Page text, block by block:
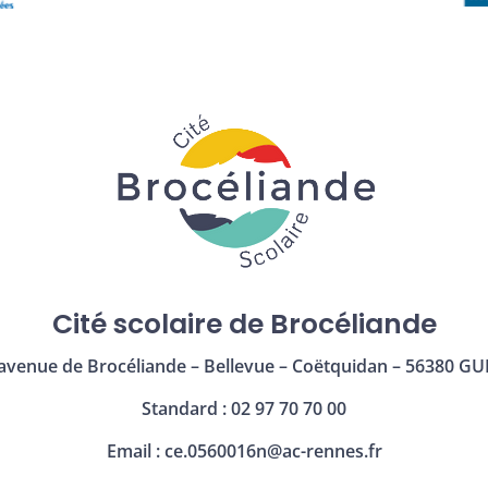
Cité scolaire de Brocéliande
de Brocéliande – Bellevue – Coëtquidan – 56380
Standard : 02 97 70 70 00
Email :ce.0560016n@ac-rennes.fr